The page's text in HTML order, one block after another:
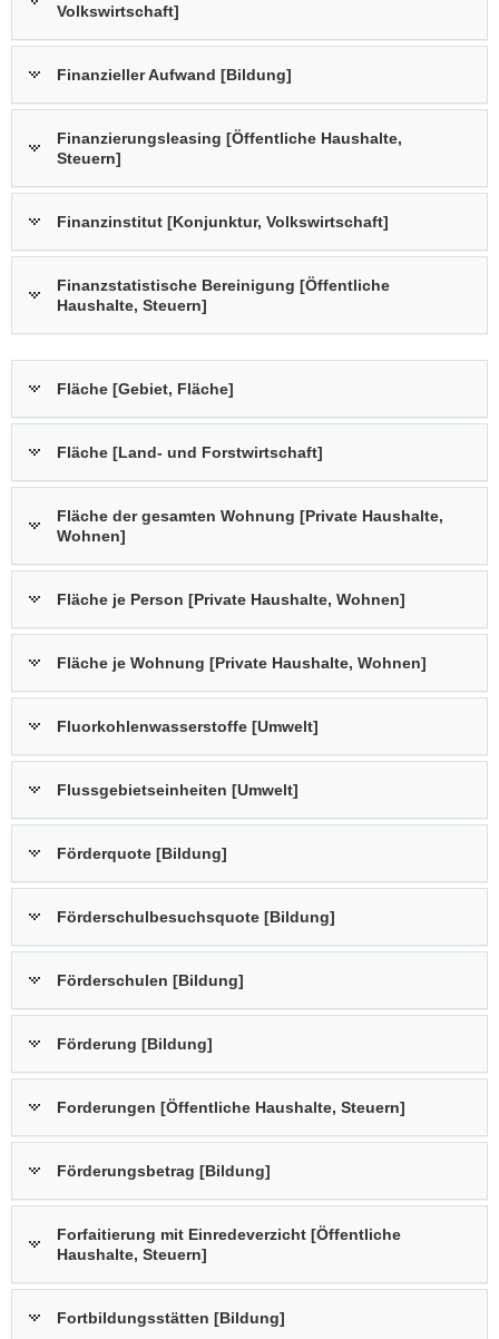
Volkswirtschaft]
Finanzieller Aufwand [Bildung]
Finanzierungsleasing [Öffentliche Haushalte,
Steuern]
Finanzinstitut [Konjunktur, Volkswirtschaft]
Finanzstatistische Bereinigung [Öffentliche
Haushalte, Steuern]
Fläche [Gebiet, Fläche]
Fläche [Land- und Forstwirtschaft]
Fläche der gesamten Wohnung [Private Haushalte,
Wohnen]
Fläche je Person [Private Haushalte, Wohnen]
Fläche je Wohnung [Private Haushalte, Wohnen]
Fluorkohlenwasserstoffe [Umwelt]
Flussgebietseinheiten [Umwelt]
Förderquote [Bildung]
Förderschulbesuchsquote [Bildung]
Förderschulen [Bildung]
Förderung [Bildung]
Forderungen [Öffentliche Haushalte, Steuern]
Förderungsbetrag [Bildung]
Forfaitierung mit Einredeverzicht [Öffentliche
Haushalte, Steuern]
Fortbildungsstätten [Bildung]